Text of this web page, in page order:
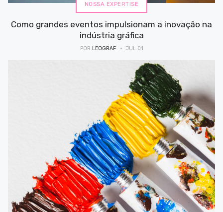
NOSSA EXPERTISE
Como grandes eventos impulsionam a inovação na
indústria gráfica
POR LEOGRAF JUL 01